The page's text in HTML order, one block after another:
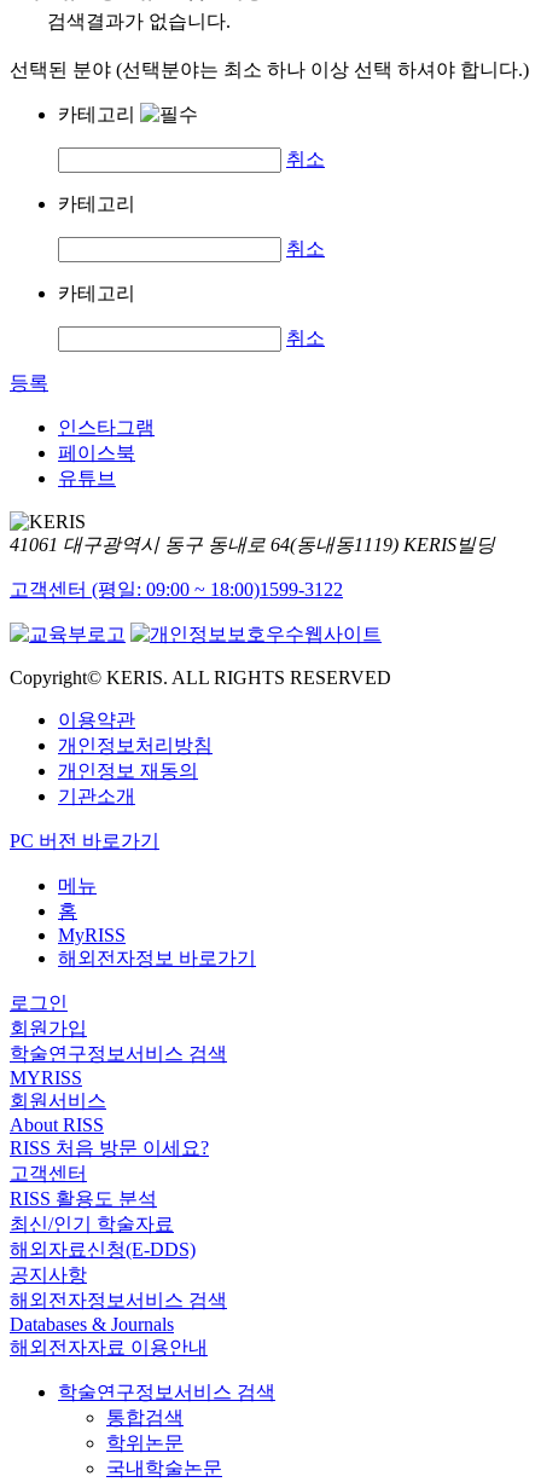
검색결과가 없습니다.
선택된 분야 (선택분야는 최소 하나 이상 선택 하셔야 합니다.)
카테고리
취소
카테고리
취소
카테고리
취소
등록
인스타그램
페이스북
유튜브
41061 대구광역시 동구 동내로 64(동내동1119) KERIS빌딩
고객센터 (평일: 09:00 ~ 18:00)1599-3122
Copyright© KERIS. ALL RIGHTS RESERVED
이용약관
개인정보처리방침
개인정보 재동의
기관소개
PC 버전 바로가기
메뉴
홈
MyRISS
해외전자정보 바로가기
로그인
회원가입
학술연구정보서비스 검색
MYRISS
회원서비스
About RISS
RISS 처음 방문 이세요?
고객센터
RISS 활용도 분석
최신/인기 학술자료
해외자료신청(E-DDS)
공지사항
해외전자정보서비스 검색
Databases & Journals
해외전자자료 이용안내
학술연구정보서비스 검색
통합검색
학위논문
국내학술논문